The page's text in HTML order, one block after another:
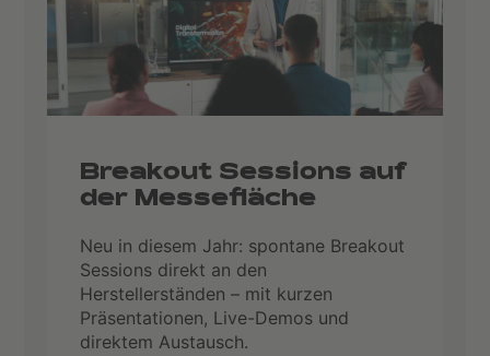
Breakout Sessions auf
der Messefläche
Neu in diesem Jahr: spontane Breakout
Sessions direkt an den
Herstellerständen – mit kurzen
Präsentationen, Live-Demos und
direktem Austausch.